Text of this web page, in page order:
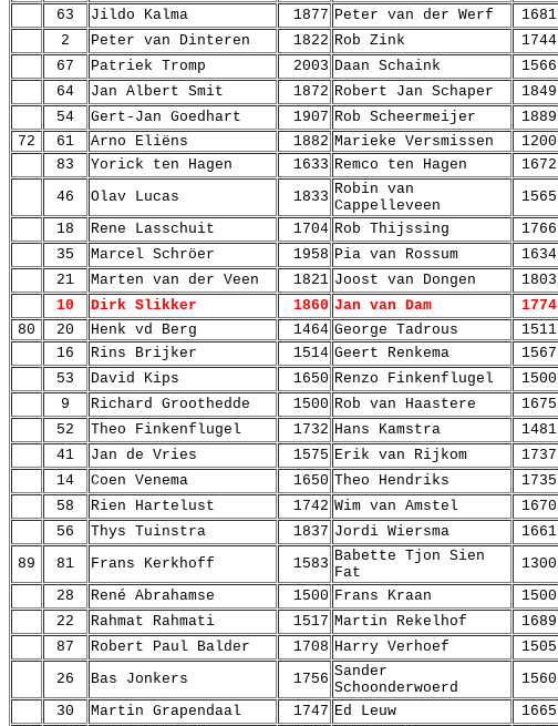
63
Jildo Kalma 1877 Peter van der Werf 1681
2
Peter van Dinteren 1822 Rob Zink 1744
67
Patriek Tromp 2003 Daan Schaink 1566
64
Jan Albert Smit 1872 Robert Jan Schaper 1849
54
Gert-Jan Goedhart 1907 Rob Scheermeijer 1889
72
61 Arno Eliëns 1882 Marieke Versmissen 1200
83
Yorick ten Hagen 1633 Remco ten Hagen 1672
46
Olav Lucas 1833 Robin van
Cappelleveen
1565
18
Rene Lasschuit 1704 Rob Thijssing 1766
35
Marcel Schröer 1958 Pia van Rossum 1634
21
Marten van der Veen 1821 Joost van Dongen 1803
10
Dirk Slikker 1860 Jan van Dam 1774
80
20 Henk vd Berg 1464 George Tadrous 1511
16
Rins Brijker 1514 Geert Renkema 1567
53
David Kips 1650 Renzo Finkenflugel 1500
9
Richard Groothedde 1500 Rob van Haastere 1675
52
Theo Finkenflugel 1732 Hans Kamstra 1481
41
Jan de Vries 1575 Erik van Rijkom 1737
14
Coen Venema 1650 Theo Hendriks 1735
58
Rien Hartelust 1742 Wim van Amstel 1670
56
Thys Tuinstra 1837 Jordi Wiersma 1661
89
81 Frans Kerkhoff 1583 Babette Tjon Sien
Fat
1300
28
René Abrahamse 1500 Frans Kraan 1500
22
Rahmat Rahmati 1517 Martin Rekelhof 1689
87
Robert Paul Balder 1708 Harry Verhoef 1505
26
Bas Jonkers 1756 Sander
Schoonderwoerd
1560
30
Martin Grapendaal 1747 Ed Leuw 1665